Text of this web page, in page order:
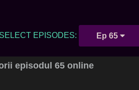
SELECT EPISODES: Ep 65
episodul 65 online